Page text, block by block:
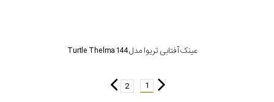
عینک آفتابی تریوا مدل Turtle Thelma 144
1
2